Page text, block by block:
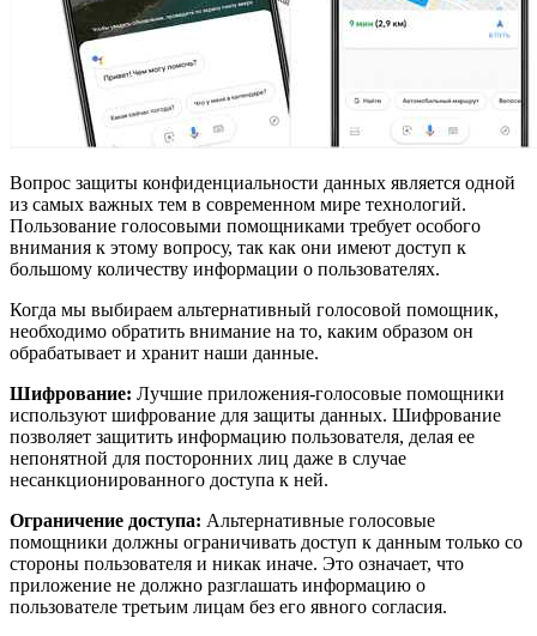
Вопрос защиты конфиденциальности данных является одной
из самых важных тем в современном мире технологий.
Пользование голосовыми помощниками требует особого
внимания к этому вопросу, так как они имеют доступ к
большому количеству информации о пользователях.
Когда мы выбираем альтернативный голосовой помощник,
необходимо обратить внимание на то, каким образом он
обрабатывает и хранит наши данные.
Шифрование: Лучшие приложения-голосовые помощники
используют шифрование для защиты данных. Шифрование
позволяет защитить информацию пользователя, делая ее
непонятной для посторонних лиц даже в случае
несанкционированного доступа к ней.
Ограничение доступа: Альтернативные голосовые
помощники должны ограничивать доступ к данным только со
стороны пользователя и никак иначе. Это означает, что
приложение не должно разглашать информацию о
пользователе третьим лицам без его явного согласия.